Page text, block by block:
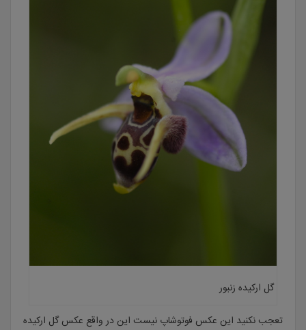
گل ارکیده زنبور
تعجب نکنید این عکس فوتوشاپ نیست این در واقع عکس گل ارکیده